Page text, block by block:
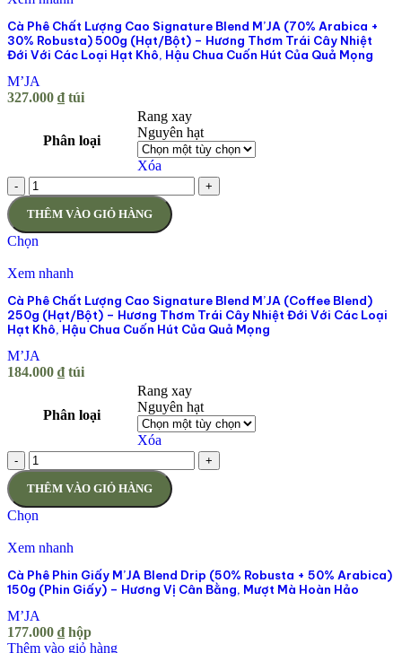
Cà Phê Chất Lượng Cao Signature Blend M’JA (70% Arabica +
30% Robusta) 500g (Hạt/Bột) – Hương Thơm Trái Cây Nhiệt
Đới Với Các Loại Hạt Khô, Hậu Chua Cuốn Hút Của Quả Mọng
M’JA
327.000 ₫ túi
Phân loại
Rang xay
Nguyên hạt
Xóa
- +
THÊM VÀO GIỎ HÀNG
Chọn
Xem nhanh
Cà Phê Chất Lượng Cao Signature Blend M’JA (Coffee Blend)
250g (Hạt/Bột) – Hương Thơm Trái Cây Nhiệt Đới Với Các Loại
Hạt Khô, Hậu Chua Cuốn Hút Của Quả Mọng
M’JA
184.000 ₫ túi
Phân loại
Rang xay
Nguyên hạt
Xóa
- +
THÊM VÀO GIỎ HÀNG
Chọn
Xem nhanh
Cà Phê Phin Giấy M’JA Blend Drip (50% Robusta + 50% Arabica)
150g (Phin Giấy) – Hương Vị Cân Bằng, Mượt Mà Hoàn Hảo
M’JA
177.000 ₫ hộp
Thêm vào giỏ hàng